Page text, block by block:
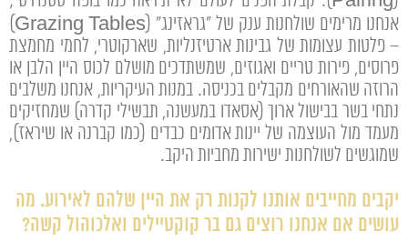
אנחנו מרימים שולחנות ענק של "גראזינג" (Grazing Tables)
– פלטות עצומות של גבינות ארטיזנליות, שארקוטרי, לחמי מחמצת
פרוסים, פירות טריים ואגוזים, שמשתדכים מושלם לכוס היין הלבן או
הרוזה שהאורחים מקבלים בכניסה. במנות העיקריות, אנחנו משלבים
נתחי בשר בבישול ארוך (אסאדו במעשנה, תבשילי קדרה) שמחזיקים
מעמד מול העוצמה של יינות אדומים כבדים (כמו קברנה או שיראז),
שמוגשים לשולחנות ישירות מחביות היקב.
יקבים מחייבים אותנו לקנות רק את היין שלהם לאירוע. מה
עושים אם אנחנו רוצים גם בר קוקטיילים ואלכוהול קשה?